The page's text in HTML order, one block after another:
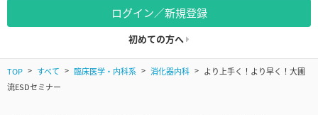
ログイン／新規登録
初めての方へ
TOP すべて 臨床医学・内科系 消化器内科
より上手く！より早く！大圃
流ESDセミナー